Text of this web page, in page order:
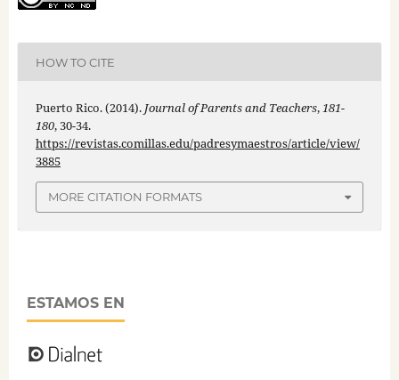
HOW TO CITE
Puerto Rico. (2014). Journal of Parents and Teachers,181-
180, 30-34.
https://revistas.comillas.edu/padresymaestros/article/view/
3885
MORE CITATION FORMATS
ESTAMOS EN